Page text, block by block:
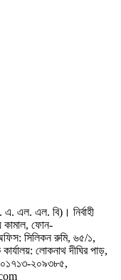
এ. এল. এল. বি) । নির্বাহী
ফোন-
সিলিকন রুমি, ৬৫/১,
লোকনাথ দীঘির পাড়,
২০৯৩৮৫,